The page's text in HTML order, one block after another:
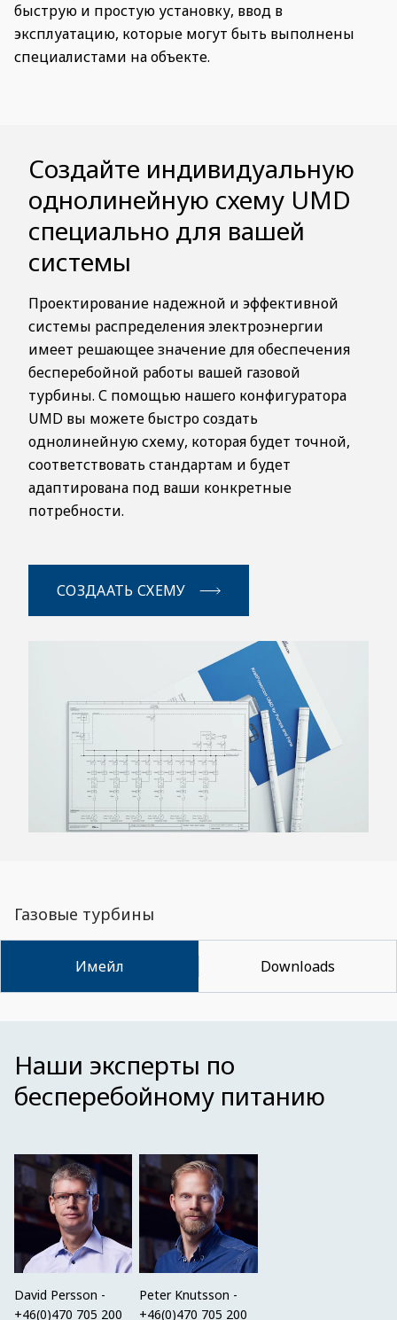
быструю и простую установку, ввод в
эксплуатацию, которые могут быть выполнены
специалистами на объекте.
Создайте индивидуальную
однолинейную схему UMD
специально для вашей
системы
Проектирование надежной и эффективной
системы распределения электроэнергии
имеет решающее значение для обеспечения
бесперебойной работы вашей газовой
турбины. С помощью нашего конфигуратора
UMD вы можете быстро создать
однолинейную схему, которая будет точной,
соответствовать стандартам и будет
адаптирована под ваши конкретные
потребности.
СОЗДААТЬ СХЕМУ
Газовые турбины
Имейл Downloads
Наши эксперты по
бесперебойному питанию
David Persson -
+46(0)470 705 200
Peter Knutsson -
+46(0)470 705 200